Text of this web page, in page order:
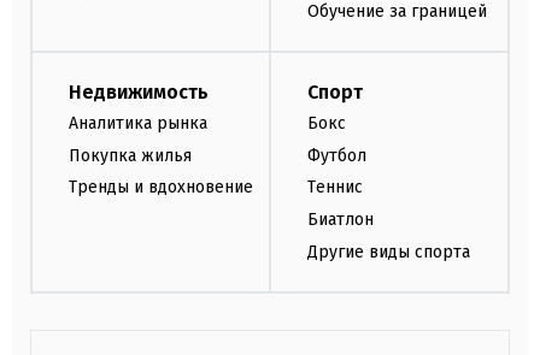
Обучение за границей
Недвижимость
Аналитика рынка
Покупка жилья
Тренды и вдохновение
Спорт
Бокс
Футбол
Теннис
Биатлон
Другие виды спорта